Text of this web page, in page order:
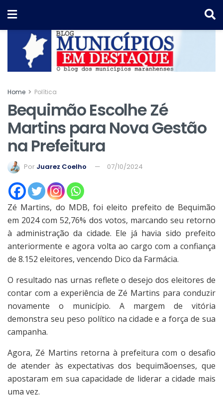
Home Política
Bequimão Escolhe Zé
Martins para Nova Gestão
na Prefeitura
Por Juarez Coelho 07/10/2024
Zé Martins, do MDB, foi eleito prefeito de Bequimão
em 2024 com 52,76% dos votos, marcando seu retorno
à administração da cidade. Ele já havia sido prefeito
anteriormente e agora volta ao cargo com a confiança
de 8.152 eleitores, vencendo Dico da Farmácia.
O resultado nas urnas reflete o desejo dos eleitores de
contar com a experiência de Zé Martins para conduzir
novamente o município. A margem de vitória
demonstra seu peso político na cidade e a força de sua
campanha.
Agora, Zé Martins retorna à prefeitura com o desafio
de atender às expectativas dos bequimãoenses, que
apostaram em sua capacidade de liderar a cidade mais
uma vez.